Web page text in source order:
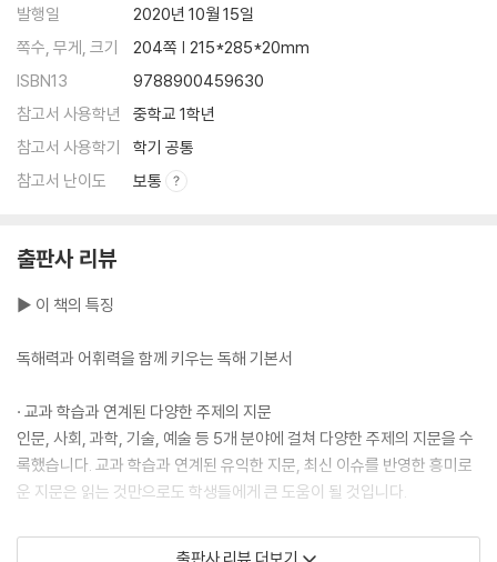
발행일
2020년 10월 15일
쪽수, 무게, 크기
204쪽 | 215*285*20mm
ISBN13
9788900459630
참고서 사용학년
중학교 1학년
참고서 사용학기
학기 공통
참고서 난이도
보통
출판사 리뷰
▶ 이 책의 특징
독해력과 어휘력을 함께 키우는 독해 기본서
· 교과 학습과 연계된 다양한 주제의 지문
인문, 사회, 과학, 기술, 예술 등 5개 분야에 걸쳐 다양한 주제의 지문을 수
록했습니다. 교과 학습과 연계된 유익한 지문, 최신 이슈를 반영한 흥미로
운 지문은 읽는 것만으로도 학생들에게 큰 도움이 될 것입니다.
· 독해의 기본 원리를 익히는 '지문 분석'
출판사 리뷰 더보기